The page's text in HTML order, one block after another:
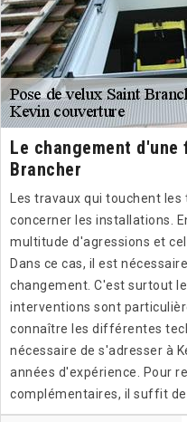
Le changement
Brancher
Les travaux qui touchent
concerner les installations.
multitude d'agressions et
Dans ce cas, il est
changement. C'est surtout
interventions sont
connaître les différentes
nécessaire de s'adresser à
années d'expérience. Pour
complémentaires, il suffit